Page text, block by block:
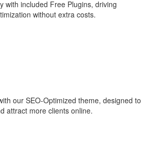
with included Free Plugins, driving
without extra costs.
our SEO-Optimized theme, designed to
attract more clients online.